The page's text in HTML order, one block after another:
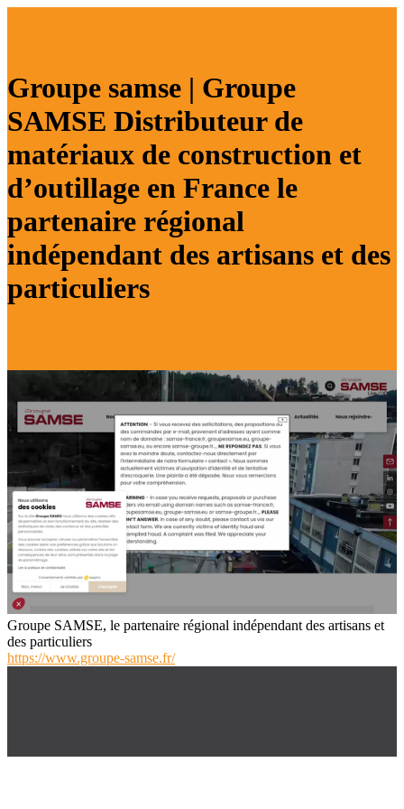
Groupe samse | Groupe
SAMSE Distribu­teur de
matériaux de construction et
d’outillage en France le
partenaire régional
indépendant des artisans et des
par­ticu­liers
Groupe SAMSE, le partenaire régional indépendant des artisans et
des particuliers
https://www.groupe-samse.fr/